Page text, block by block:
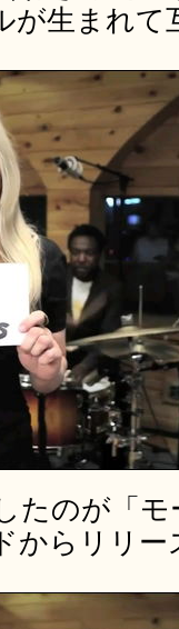
が生まれて
たのが「
からリリ